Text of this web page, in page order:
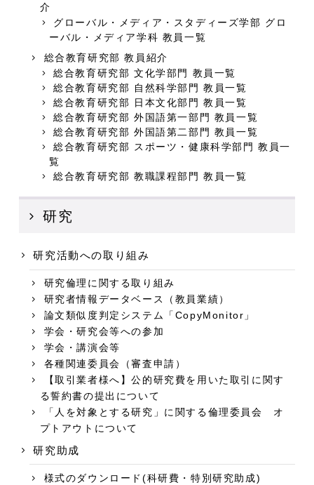
介
グローバル・メディア・スタディーズ学部 グロ
ーバル・メディア学科 教員一覧
総合教育研究部 教員紹介
総合教育研究部 文化学部門 教員一覧
総合教育研究部 自然科学部門 教員一覧
総合教育研究部 日本文化部門 教員一覧
総合教育研究部 外国語第一部門 教員一覧
総合教育研究部 外国語第二部門 教員一覧
総合教育研究部 スポーツ・健康科学部門 教員一
覧
総合教育研究部 教職課程部門 教員一覧
研究
研究活動への取り組み
研究倫理に関する取り組み
研究者情報データベース（教員業績）
論文類似度判定システム「CopyMonitor」
学会・研究会等への参加
学会・講演会等
各種関連委員会（審査申請）
【取引業者様へ】公的研究費を用いた取引に関す
る誓約書の提出について
「人を対象とする研究」に関する倫理委員会 オ
プトアウトについて
研究助成
様式のダウンロード(科研費・特別研究助成)